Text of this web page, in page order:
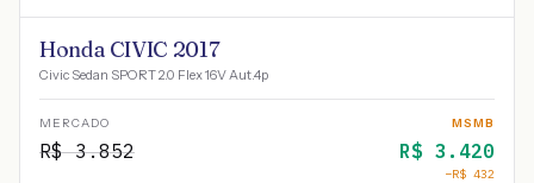
Honda CIVIC 2017
Civic Sedan SPORT 2.0 Flex 16V Aut.4p
MERCADO
R$3.852
MSMB
R$ 3.420
−R$ 432